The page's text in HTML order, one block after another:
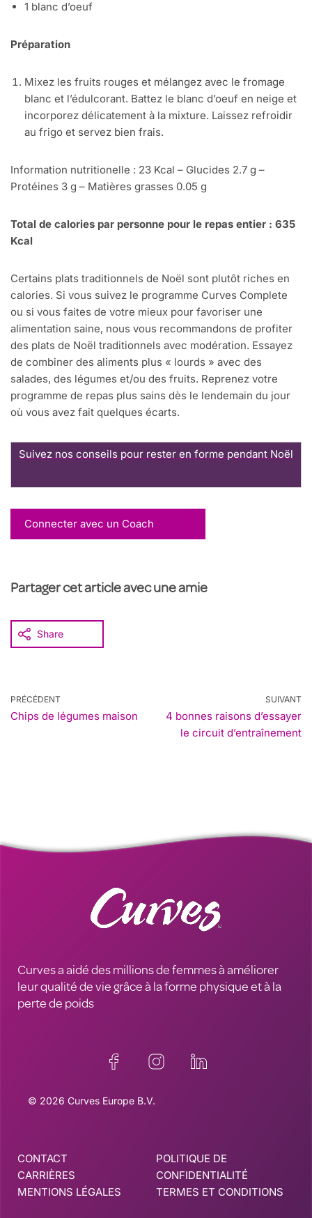
1 blanc d’oeuf
Préparation
Mixez les fruits rouges et mélangez avec le fromage
blanc et l’édulcorant. Battez le blanc d’oeuf en neige et
incorporez délicatement à la mixture. Laissez refroidir
au frigo et servez bien frais.
Information nutritionelle : 23 Kcal – Glucides 2.7 g –
Protéines 3 g – Matières grasses 0.05 g
Total de calories par personne pour le repas entier : 635
Kcal
Certains plats traditionnels de Noël sont plutôt riches en
calories. Si vous suivez le programme Curves Complete
ou si vous faites de votre mieux pour favoriser une
alimentation saine, nous vous recommandons de profiter
des plats de Noël traditionnels avec modération. Essayez
de combiner des aliments plus « lourds » avec des
salades, des légumes et/ou des fruits. Reprenez votre
programme de repas plus sains dès le lendemain du jour
où vous avez fait quelques écarts.
Suivez nos conseils pour rester en forme pendant Noël
Connecter avec un Coach
Partager cet article avec une amie
Share
PRÉCÉDENT
Chips de légumes maison
SUIVANT
4 bonnes raisons d’essayer
le circuit d’entraînement
Curves a aidé des millions de femmes à améliorer
leur qualité de vie grâce à la forme physique et à la
perte de poids
© 2026 Curves Europe B.V.
CONTACT
CARRIÈRES
MENTIONS LÉGALES
POLITIQUE DE
CONFIDENTIALITÉ
TERMES ET CONDITIONS